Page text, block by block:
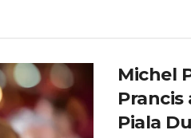
Michel
Piala